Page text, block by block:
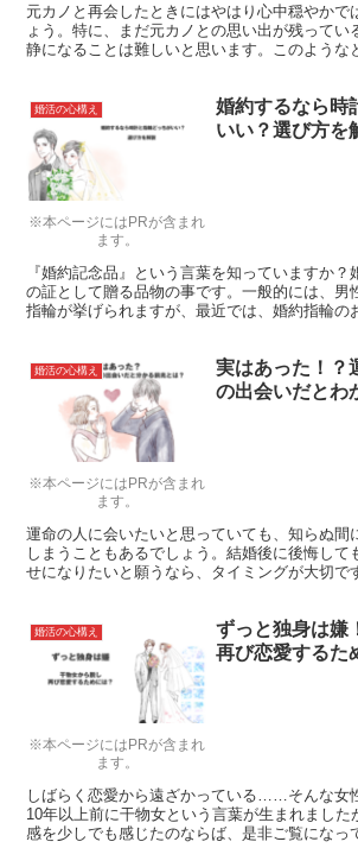
元カノと再会したときにはやはり心中穏やかで
ょう。特に、まだ元カノとの思い出が残ってい
静になることは難しいと思います。このような
※本ページにはPRが含まれ
ます。
婚活の心構え
婚約するなら時
いい？選び方を
『婚約記念品』という言葉を知っていますか？
の証として贈る品物の事です。一般的には、男
指輪が挙げられますが、最近では、婚約指輪の
※本ページにはPRが含まれ
ます。
婚活の心構え
実はあった！？
の出会いだとわ
運命の人に会いたいと思っていても、知らぬ間
しまうこともあるでしょう。結婚後に後悔して
せになりたいと願うなら、タイミングが大切で
※本ページにはPRが含まれ
ます。
婚活の心構え
ずっと独身は嫌
再び恋愛するた
しばらく恋愛から遠ざかっている……そんな女
10年以上前に干物女という言葉が生まれました
感を少しでも感じたのならば、是非ご覧になっ